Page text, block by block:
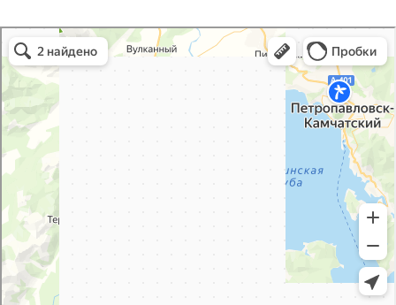
Снежная долина в Камчатском крае
Камчатский край